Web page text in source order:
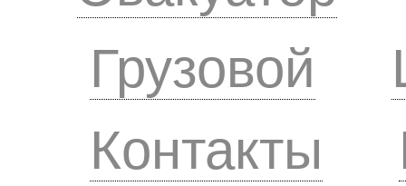
Грузовой
Контакты